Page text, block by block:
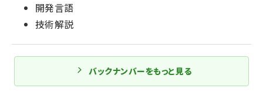
開発言語
技術解説
バックナンバーをもっと見る